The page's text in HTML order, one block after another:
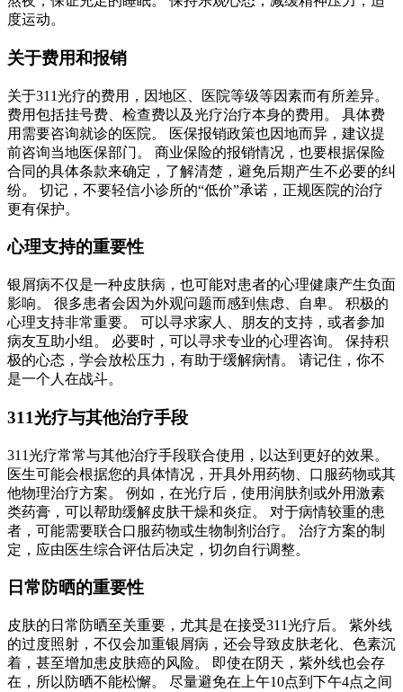
度运动。
关于费用和报销
关于311光疗的费用，因地区、医院等级等因素而有所差异。
费用包括挂号费、检查费以及光疗治疗本身的费用。 具体费
用需要咨询就诊的医院。 医保报销政策也因地而异，建议提
前咨询当地医保部门。 商业保险的报销情况，也要根据保险
合同的具体条款来确定，了解清楚，避免后期产生不必要的纠
纷。 切记，不要轻信小诊所的“低价”承诺，正规医院的治疗
更有保护。
心理支持的重要性
银屑病不仅是一种皮肤病，也可能对患者的心理健康产生负面
影响。 很多患者会因为外观问题而感到焦虑、自卑。 积极的
心理支持非常重要。 可以寻求家人、朋友的支持，或者参加
病友互助小组。 必要时，可以寻求专业的心理咨询。 保持积
极的心态，学会放松压力，有助于缓解病情。 请记住，你不
是一个人在战斗。
311光疗与其他治疗手段
311光疗常常与其他治疗手段联合使用，以达到更好的效果。
医生可能会根据您的具体情况，开具外用药物、口服药物或其
他物理治疗方案。 例如，在光疗后，使用润肤剂或外用激素
类药膏，可以帮助缓解皮肤干燥和炎症。 对于病情较重的患
者，可能需要联合口服药物或生物制剂治疗。 治疗方案的制
定，应由医生综合评估后决定，切勿自行调整。
日常防晒的重要性
皮肤的日常防晒至关重要，尤其是在接受311光疗后。 紫外线
的过度照射，不仅会加重银屑病，还会导致皮肤老化、色素沉
着，甚至增加患皮肤癌的风险。 即使在阴天，紫外线也会存
在，所以防晒不能松懈。 尽量避免在上午10点到下午4点之间